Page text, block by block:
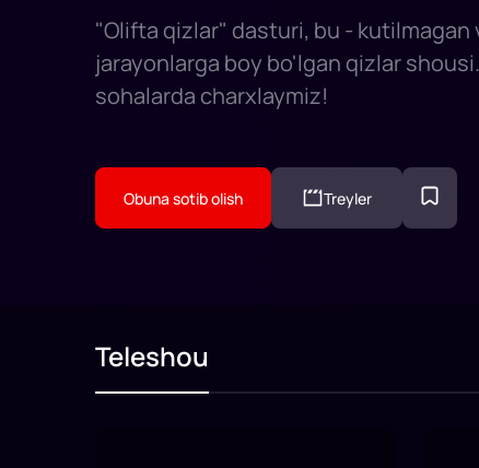
"Olifta qizlar" dasturi, bu - kutilmagan
jarayonlarga boy bo'lgan qizlar
sohalarda charxlaymiz!
Obuna sotib olish Treyler
Teleshou